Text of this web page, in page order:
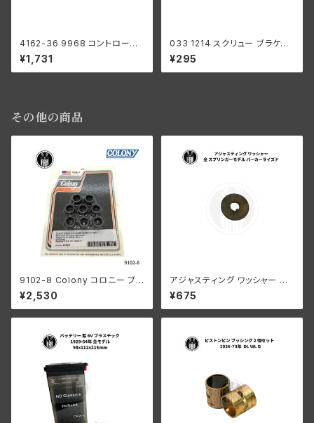
4162-36 9968 コントロール
コイル クリップ ハーレーダビッ
ドソン 全スプリンガー 1936-5
2年 クローム
¥1,731
033 1214 スクリュー ブラケット
クランプ 2個入 ハーレーダビッ
ドソン 1941-52年 全モデル パ
ーカーライズド
¥295
その他の商品
9102-8 Colony コロニー ブラ
ック オキサイド シリンダーベー
ス ナット セット ハーレーダビッ
ドソン 1978-1984年 80キュー
838-78
¥2,530
アジャスティング ワッシャー ハ
ーレーダビッドソン 全スプリン
ガーモデル パーカーライズド
¥675